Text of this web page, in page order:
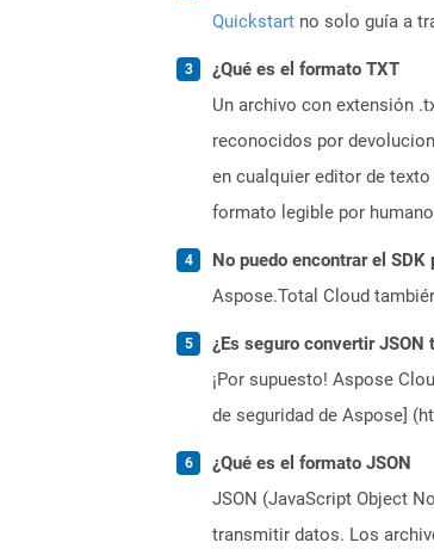
Quickstart no solo guía a
¿Qué es el formato TXT
Un archivo con extensión
reconocidos por
en cualquier editor de
formato legible por
No puedo encontrar el
Aspose.Total Cloud
¿Es seguro convertir JSON
¡Por supuesto! Aspose
de seguridad de Aspose]
¿Qué es el formato JSON
JSON (JavaScript Object
transmitir datos. Los